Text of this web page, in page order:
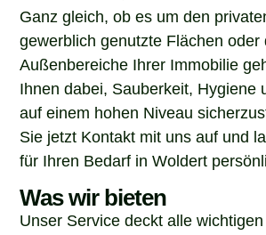
Ganz gleich, ob es um den
gewerblich genutzte Flächen oder
Außenbereiche Ihrer Immobilie
Ihnen dabei, Sauberkeit, Hygiene
auf einem hohen Niveau
Sie jetzt Kontakt mit uns auf und
für Ihren Bedarf in Woldert
Was wir bieten
Unser Service deckt alle